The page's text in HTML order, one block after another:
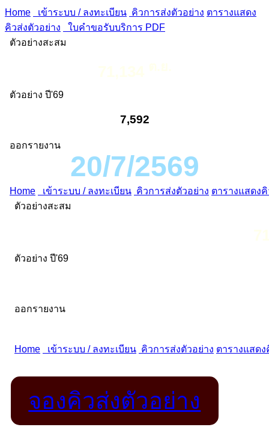
Home เข้าระบบ / ลงทะเบียน คิวการส่งตัวอย่าง ตารางแสดง
คิวส่งตัวอย่าง
ใบคำขอรับบริการ PDF
ตัวอย่างสะสม
ตัวอย่าง ปี'69
7,592
ออกรายงาน
20/7/2569
จองคิวส่งตัวอย่าง